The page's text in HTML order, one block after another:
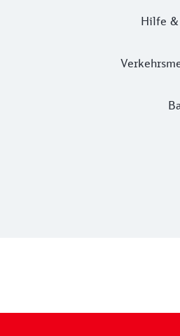
Hilfe